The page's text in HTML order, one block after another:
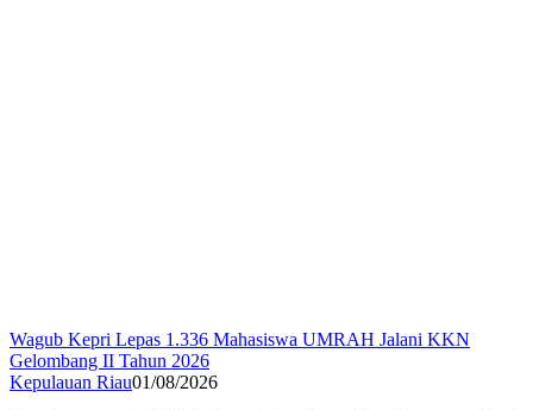
Wagub Kepri Lepas 1.336 Mahasiswa UMRAH Jalani KKN
Gelombang II Tahun 2026
Kepulauan Riau01/08/2026